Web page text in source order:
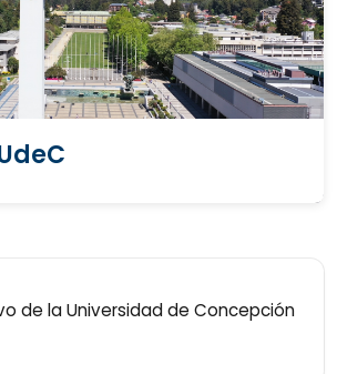
de la Universidad de Concepción